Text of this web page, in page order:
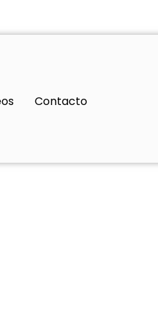
Contacto